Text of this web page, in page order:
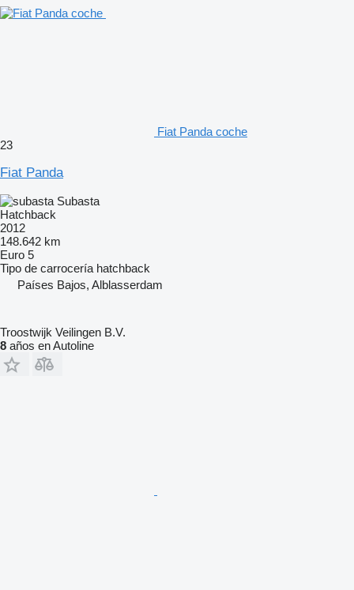
Fiat Panda coche
23
Fiat Panda
Subasta
Hatchback
2012
148.642 km
Euro 5
Tipo de carrocería hatchback
Países Bajos, Alblasserdam
Troostwijk Veilingen B.V.
8 años en Autoline